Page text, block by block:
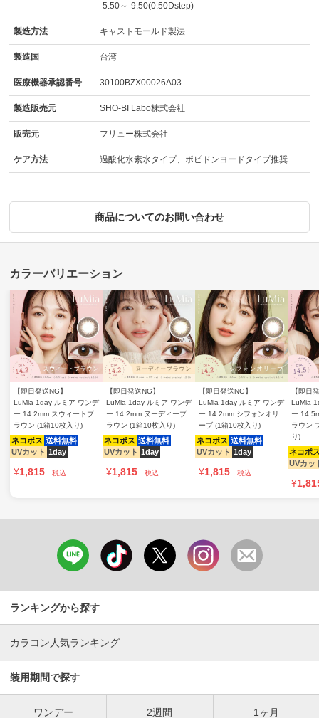
-5.50～-9.50(0.50Dstep)
製造方法 キャストモールド製法
製造国 台湾
医療機器承認番号 30100BZX00026A03
製造販売元 SHO-BI Labo株式会社
販売元 フリュー株式会社
ケア方法 過酸化水素水タイプ、ポピドンヨードタイプ推奨
商品についてのお問い合わせ
【即日発送NG】
LuMia 1day ルミア ワンデ
ー 14.2mm スウィートブ
ラウン (1箱10枚入り)
ネコポス 送料無料
UVカット 1day
¥1,815 税込
【即日発送NG】
LuMia 1day ルミア ワンデ
ー 14.2mm ヌーディーブ
ラウン (1箱10枚入り)
ネコポス 送料無料
UVカット 1day
¥1,815 税込
【即日発送NG】
LuMia 1day ルミア ワンデ
ー 14.2mm シフォンオリ
ーブ (1箱10枚入り)
ネコポス 送料無料
UVカット 1day
¥1,815 税込
【即日
LuMia
ー
ラウン
り)
ネコポ
UVカッ
¥
ランキングから探す
カラコン人気ランキング
装用期間で探す
ワンデー 2週間 1ヶ月